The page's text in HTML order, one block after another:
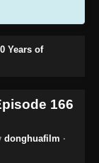
Years of
166
donghuafilm ·